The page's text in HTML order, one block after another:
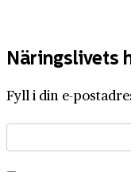
Näringslivets
Fyll i din e-